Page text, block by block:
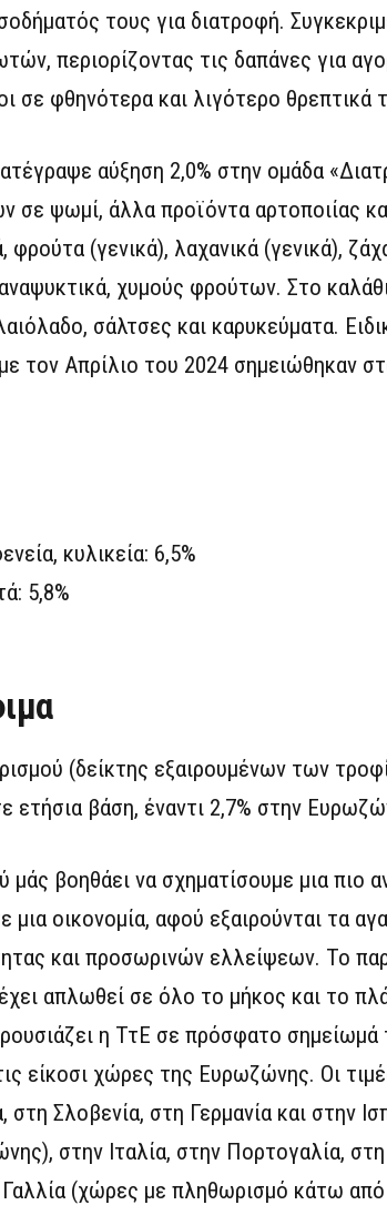
τους για διατροφή.
περιορίζοντας τις δαπάνες για
σε φθηνότερα και λιγότερο θρεπτικά
αύξηση 2,0% στην ομάδα
ψωμί, άλλα προϊόντα αρτοποιίας
φρούτα (γενικά), λαχανικά (γενικά),
χυμούς φρούτων. Στο
σάλτσες και καρυκεύματα.
τον Απρίλιο του 2024 σημειώθηκαν
κυλικεία: 6,5%
5,8%
(δείκτης εξαιρουμένων των
ετήσια βάση, έναντι 2,7% στην
βοηθάει να σχηματίσουμε μια πιο
οικονομία, αφού εξαιρούνται τα
και προσωρινών ελλείψεων. Το
απλωθεί σε όλο το μήκος και το
η ΤτΕ σε πρόσφατο σημείωμά
είκοσι χώρες της Ευρωζώνης. Οι
Σλοβενία, στη Γερμανία και στην
στην Ιταλία, στην Πορτογαλία, στη
(χώρες με πληθωρισμό κάτω